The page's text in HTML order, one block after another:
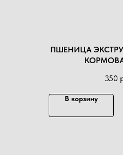
ПШЕНИЦА
350
В корзину